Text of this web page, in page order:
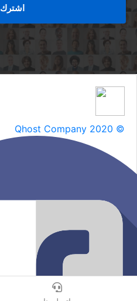
اشترك
Qhost Company 2020 ©